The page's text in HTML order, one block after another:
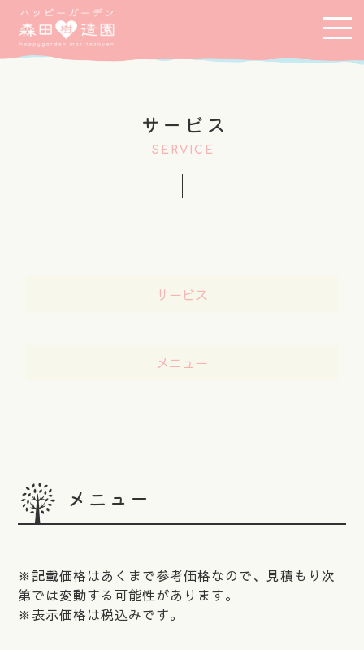
サービス
SERVICE
サービス
メニュー
メニュー
※記載価格はあくまで参考価格なので、見積もり次
第では変動する可能性があります。
※表示価格は税込みです。